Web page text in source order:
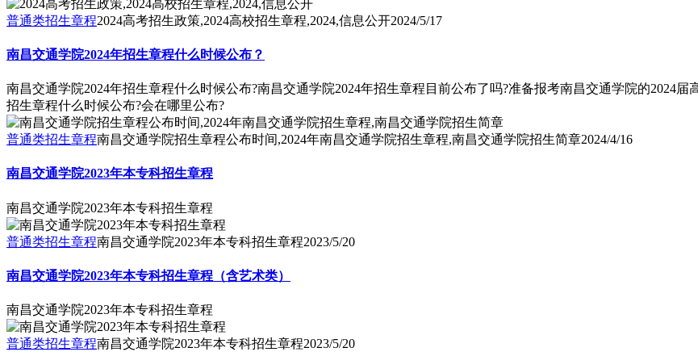
普通类招生章程2024高考招生政策,2024高校招生章程,2024,信息公开2024/5/17
南昌交通学院2024年招生章程什么时候公布？
南昌交通学院2024年招生章程什么时候公布?南昌交通学院2024年招生章程目前公布了吗?准备报考南昌交通学院的2024
招生章程什么时候公布?会在哪里公布?
普通类招生章程南昌交通学院招生章程公布时间,2024年南昌交通学院招生章程,南昌交通学院招生简章2024/4/16
南昌交通学院2023年本专科招生章程
南昌交通学院2023年本专科招生章程
普通类招生章程南昌交通学院2023年本专科招生章程2023/5/20
南昌交通学院2023年本专科招生章程（含艺术类）
南昌交通学院2023年本专科招生章程
普通类招生章程南昌交通学院2023年本专科招生章程2023/5/20